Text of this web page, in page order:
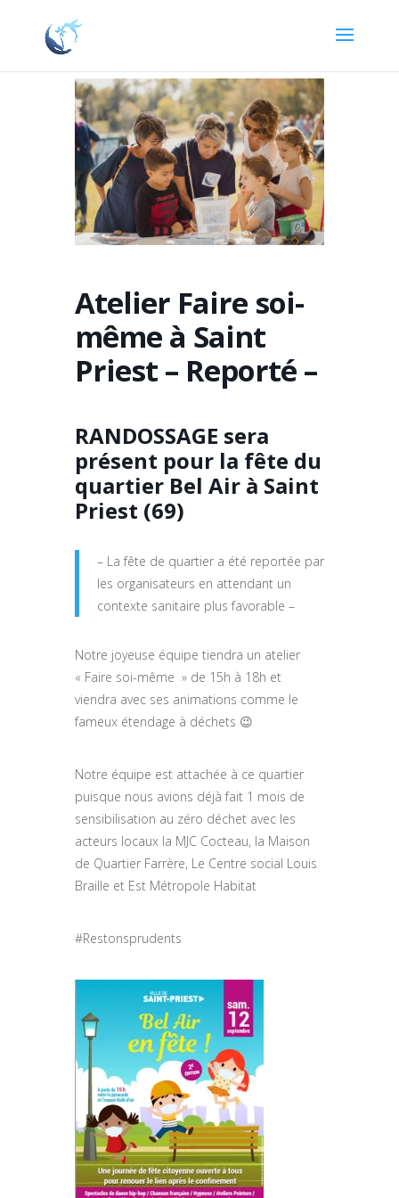
Atelier Faire soi-
même à Saint
Priest – Reporté –
RANDOSSAGE sera
présent pour la fête du
quartier Bel Air à Saint
Priest (69)
– La fête de quartier a été reportée par
les organisateurs en attendant un
contexte sanitaire plus favorable –
Notre joyeuse équipe tiendra un atelier
« Faire soi-même » de 15h à 18h et
viendra avec ses animations comme le
fameux étendage à déchets 😉
Notre équipe est attachée à ce quartier
puisque nous avions déjà fait 1 mois de
sensibilisation au zéro déchet avec les
acteurs locaux la MJC Cocteau, la Maison
de Quartier Farrère, Le Centre social Louis
Braille et Est Métropole Habitat
#Restonsprudents